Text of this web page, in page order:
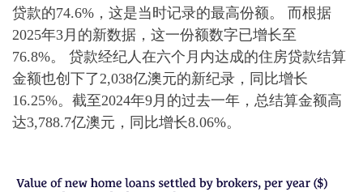
贷款的74.6%，这是当时记录的最高份额。 而根据
2025年3月的新数据，这一份额数字已增长至
76.8%。
贷款经纪人在六个月内达成的住房贷款结算
金额也创下了2,038亿澳元的新纪录，同比增长
16.25%。截至2024年9月的过去一年，总结算金额高
达3,788.7亿澳元，同比增长8.06%。